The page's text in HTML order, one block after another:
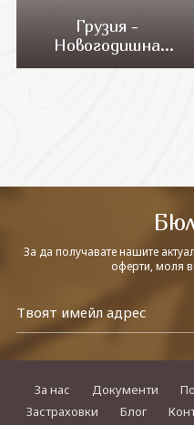
ЕКЗОТИКА
Грузия -
Новогодишна
приказка в полите
За да получавате нашите
оферти, моля
За нас Документи
Застраховки
Блог